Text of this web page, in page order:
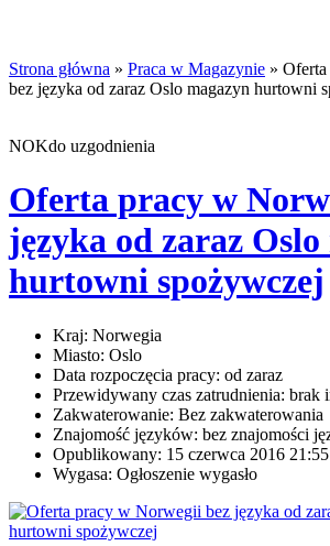
Strona główna » Praca w Magazynie »
bez języka od zaraz Oslo magazyn hurtowni
NOKdo uzgodnienia
Oferta pracy w
języka od zaraz Oslo
hurtowni spożywczej
Kraj: Norwegia
Miasto: Oslo
Data rozpoczęcia pracy: od zaraz
Przewidywany czas zatrudnienia: brak
Zakwaterowanie: Bez zakwaterowania
Znajomość języków: bez znajomości
Opublikowany: 15 czerwca 2016 21:55
Wygasa: Ogłoszenie wygasło